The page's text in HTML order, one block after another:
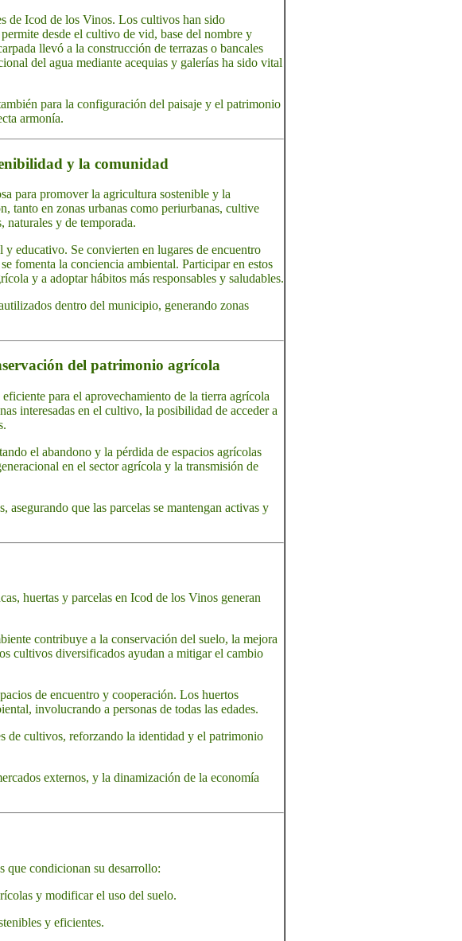
de Icod de los Vinos. Los cultivos han sido
desde el cultivo de vid, base del nombre y
llevó a la construcción de terrazas o bancales
del agua mediante acequias y galerías ha sido vital
para la configuración del paisaje y el patrimonio
armonía.
y la comunidad
para promover la agricultura sostenible y la
tanto en zonas urbanas como periurbanas, cultive
naturales y de temporada.
educativo. Se convierten en lugares de encuentro
fomenta la conciencia ambiental. Participar en estos
y a adoptar hábitos más responsables y saludables.
dentro del municipio, generando zonas
del patrimonio agrícola
para el aprovechamiento de la tierra agrícola
interesadas en el cultivo, la posibilidad de acceder a
el abandono y la pérdida de espacios agrícolas
en el sector agrícola y la transmisión de
que las parcelas se mantengan activas y
huertas y parcelas en Icod de los Vinos generan
contribuye a la conservación del suelo, la mejora
cultivos diversificados ayudan a mitigar el cambio
de encuentro y cooperación. Los huertos
involucrando a personas de todas las edades.
de cultivos, reforzando la identidad y el patrimonio
externos, y la dinamización de la economía
que condicionan su desarrollo:
y modificar el uso del suelo.
y eficientes.